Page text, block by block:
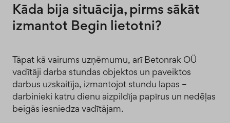
Kāda bija situācija, pirms sākāt
izmantot Begin lietotni?
Tāpat kā vairums uzņēmumu, arī Betonrak OÜ
vadītāji darba stundas objektos un paveiktos
darbus uzskaitīja, izmantojot stundu lapas –
darbinieki katru dienu aizpildīja papīrus un nedēļas
beigās iesniedza vadītājam.